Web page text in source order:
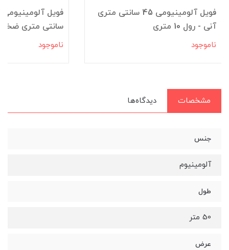
فویل آلومینیومی 45 سانتی متری
آنی - رول 10 متری
ناموجود
سانتی متری ضخیم 3 متری
ناموجود
مشخصات دیدگاه‌ها
جنس
آلومینیوم
طول
50 متر
عرض